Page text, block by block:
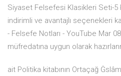
Siyaset Felsefesi Klasikleri Seti-5
indirimli ve avantajlı seçenekleri
- Felsefe Notları - YouTube Mar
müfredatına uygun olarak
ait Politika kitabının Ortaçağ